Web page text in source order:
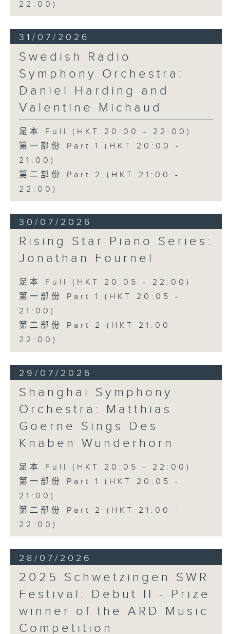
22:00)
31/07/2026
Swedish Radio
Symphony Orchestra:
Daniel Harding and
Valentine Michaud
足本 Full (HKT 20:00 - 22:00)
第一部份 Part 1 (HKT 20:00 -
21:00)
第二部份 Part 2 (HKT 21:00 -
22:00)
30/07/2026
Rising Star Piano Series:
Jonathan Fournel
足本 Full (HKT 20:05 - 22:00)
第一部份 Part 1 (HKT 20:05 -
21:00)
第二部份 Part 2 (HKT 21:00 -
22:00)
29/07/2026
Shanghai Symphony
Orchestra: Matthias
Goerne Sings Des
Knaben Wunderhorn
足本 Full (HKT 20:05 - 22:00)
第一部份 Part 1 (HKT 20:05 -
21:00)
第二部份 Part 2 (HKT 21:00 -
22:00)
28/07/2026
2025 Schwetzingen SWR
Festival: Debut II - Prize
winner of the ARD Music
Competition